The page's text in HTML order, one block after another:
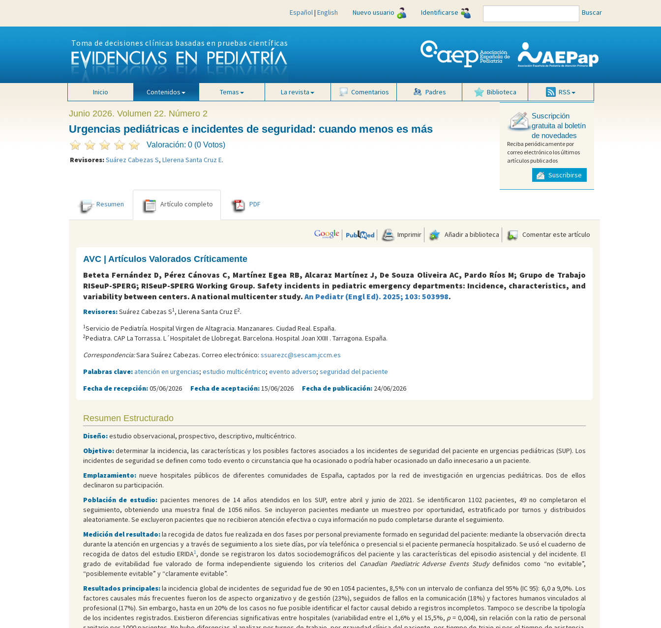
Español| English Nuevo usuario Identificarse Buscar
Toma de decisiones clínicas basadas en pruebas científicas
Inicio Contenidos Temas La revista Comentarios Padres Biblioteca RSS
Junio 2026. Volumen 22. Número 2
Urgencias pediátricas e incidentes de seguridad: cuando menos es más
Valoración: 0 (0 Votos)
Revisores:Suárez Cabezas S, Llerena Santa Cruz E.
Suscripción
gratuita al boletín
de novedades
Reciba periódicamente por
correo electrónico los últimos
artículos publicados
Suscribirse
Resumen Artículo completo PDF
Imprimir Añadir a biblioteca Comentar este artículo
AVC | Artículos Valorados Críticamente
Beteta Fernández D, Pérez Cánovas C, Martínez Egea RB, Alcaraz Martínez J, De Souza Oliveira AC, Pardo Ríos M; Grupo de Trabajo
RISeuP-SPERG; RISeuP-SPERG Working Group. Safety incidents in pediatric emergency departments: Incidence, characteristics, and
variability between centers. A national multicenter study. An Pediatr (Engl Ed). 2025; 103: 503998.
Revisores:Suárez Cabezas S1, Llerena Santa Cruz E2.
1Servicio de Pediatría. Hospital Virgen de Altagracia. Manzanares. Ciudad Real. España.
2Pediatra. CAP La Torrassa. L´Hospitalet de Llobregat. Barcelona. Hospital Joan XXIII . Tarragona. España.
Correspondencia:Sara Suárez Cabezas. Correo electrónico: ssuarezc@sescam.jccm.es
Palabras clave:atención en urgencias; estudio multicéntrico; evento adverso; seguridad del paciente
Fecha de recepción:05/06/2026 Fecha de aceptación:15/06/2026 Fecha de publicación: 24/06/2026
Resumen Estructurado
Diseño:estudio observacional, prospectivo, descriptivo, multicéntrico.
Objetivo:determinar la incidencia, las características y los posibles factores asociados a los incidentes de seguridad del paciente en urgencias pediátricas (SUP). Los
incidentes de seguridad se definen como todo evento o circunstancia que ha ocasionado o podría haber ocasionado un daño innecesario a un paciente.
Emplazamiento: nueve hospitales públicos de diferentes comunidades de España, captados por la red de investigación en urgencias pediátricas. Dos de ellos
declinaron su participación.
Población de estudio: pacientes menores de 14 años atendidos en los SUP, entre abril y junio de 2021. Se identificaron 1102 pacientes, 49 no completaron el
seguimiento, obteniendo una muestra final de 1056 niños. Se incluyeron pacientes mediante un muestreo por oportunidad, estratificado por turnos y distribuidos
aleatoriamente. Se excluyeron pacientes que no recibieron atención efectiva o cuya información no pudo completarse durante el seguimiento.
Medición del resultado:la recogida de datos fue realizada en dos fases por personal previamente formado en seguridad del paciente: mediante la observación directa
durante la atención en urgencias y a través de seguimiento a los siete días, por vía telefónica o presencial si el paciente permanecía hospitalizado. Se usó el cuaderno de
recogida de datos del estudio ERIDA1, donde se registraron los datos sociodemográficos del paciente y las características del episodio asistencial y del incidente. El
grado de evitabilidad fue valorado de forma independiente siguiendo los criterios del Canadian Paediatric Adverse Events Studydefinidos como “no evitable”,
“posiblemente evitable” y “claramente evitable”.
Resultados principales:la incidencia global de incidentes de seguridad fue de 90 en 1054 pacientes, 8,5% con un intervalo de confianza del 95% (IC 95): 6,0 a 9,0%. Los
factores causales más frecuentes fueron los de aspecto organizativo y de gestión (23%), seguidos de fallos en la comunicación (18%) y factores humanos vinculados al
profesional (17%). Sin embargo, hasta en un 20% de los casos no fue posible identificar el factor causal debido a registros incompletos. Tampoco se describe la tipología
de los incidentes registrados. Existieron diferencias significativas entre hospitales (variabilidad entre el 1,6% y el 15,5%, p = 0,004), sin relación con la ratio de personal